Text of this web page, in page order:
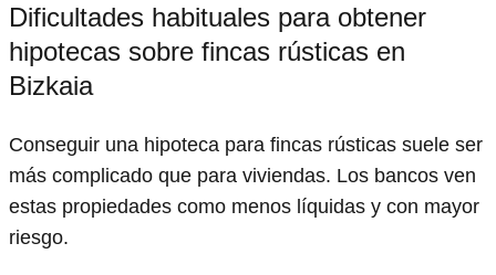
Dificultades habituales para obtener
hipotecas sobre fincas rústicas en
Bizkaia
Conseguir una hipoteca para fincas rústicas suele ser
más complicado que para viviendas. Los bancos ven
estas propiedades como menos líquidas y con mayor
riesgo.